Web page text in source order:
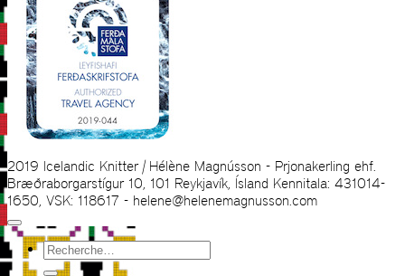
2019 Icelandic Knitter | Hélène Magnússon - Prjonakerling ehf.
Bræðraborgarstígur 10, 101 Reykjavík, Ísland Kennitala: 431014-
1650, VSK: 118617 - helene@helenemagnusson.com
Recherche
pour :